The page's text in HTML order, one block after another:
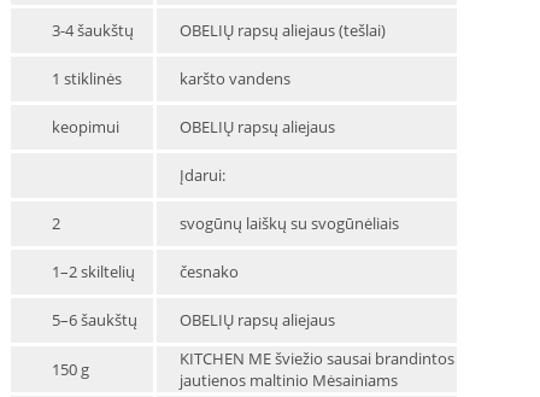
3-4 šaukštų OBELIŲ rapsų aliejaus (tešlai)
1 stiklinės karšto vandens
keopimui OBELIŲ rapsų aliejaus
Įdarui:
2 svogūnų laiškų su svogūnėliais
1–2 skiltelių česnako
5–6 šaukštų OBELIŲ rapsų aliejaus
150 g
KITCHEN ME šviežio sausai brandintos
jautienos maltinio Mėsainiams